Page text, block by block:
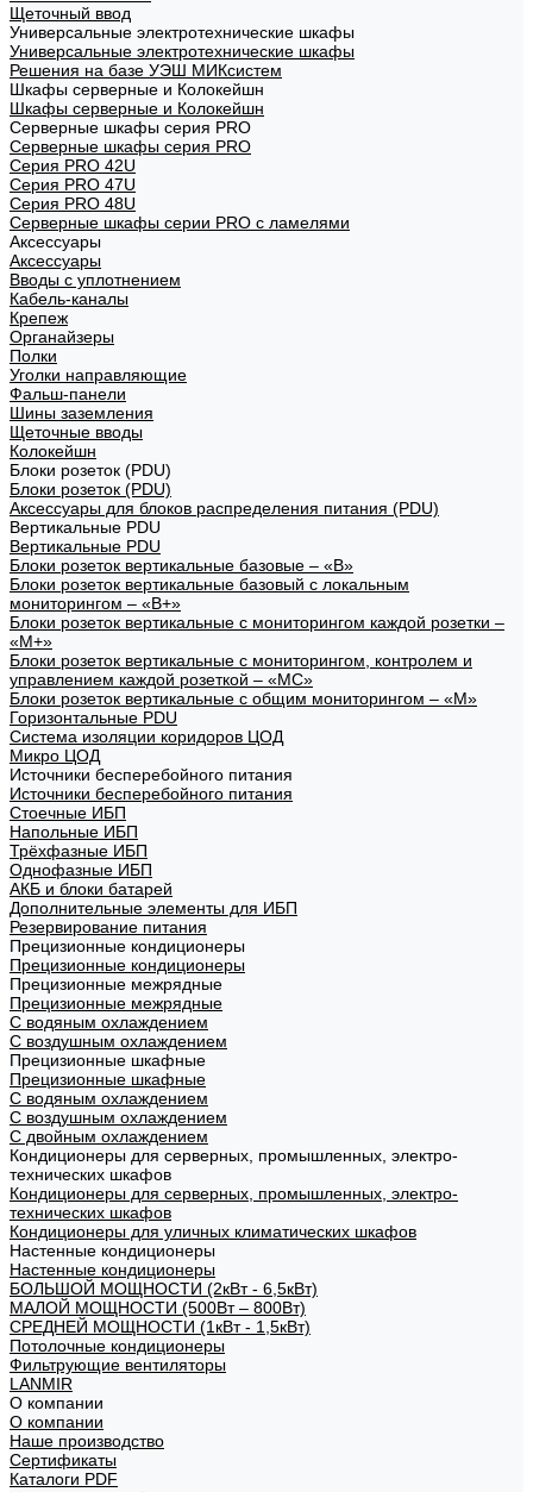
Щеточный ввод
Универсальные электротехнические шкафы
Универсальные электротехнические шкафы
Решения на базе УЭШ МИКсистем
Шкафы серверные и Колокейшн
Шкафы серверные и Колокейшн
Серверные шкафы серия PRO
Серверные шкафы серия PRO
Серия PRO 42U
Серия PRO 47U
Серия PRO 48U
Серверные шкафы серии PRO с ламелями
Аксессуары
Аксессуары
Вводы с уплотнением
Кабель-каналы
Крепеж
Органайзеры
Полки
Уголки направляющие
Фальш-панели
Шины заземления
Щеточные вводы
Колокейшн
Блоки розеток (PDU)
Блоки розеток (PDU)
Аксессуары для блоков распределения питания (PDU)
Вертикальные PDU
Вертикальные PDU
Блоки розеток вертикальные базовые – «В»
Блоки розеток вертикальные базовый с локальным
мониторингом – «В+»
Блоки розеток вертикальные с мониторингом каждой розетки –
«М+»
Блоки розеток вертикальные с мониторингом, контролем и
управлением каждой розеткой – «МС»
Блоки розеток вертикальные с общим мониторингом – «М»
Горизонтальные PDU
Система изоляции коридоров ЦОД
Микро ЦОД
Источники бесперебойного питания
Источники бесперебойного питания
Стоечные ИБП
Напольные ИБП
Трёхфазные ИБП
Однофазные ИБП
АКБ и блоки батарей
Дополнительные элементы для ИБП
Резервирование питания
Прецизионные кондиционеры
Прецизионные кондиционеры
Прецизионные межрядные
Прецизионные межрядные
С водяным охлаждением
С воздушным охлаждением
Прецизионные шкафные
Прецизионные шкафные
С водяным охлаждением
С воздушным охлаждением
С двойным охлаждением
Кондиционеры для серверных, промышленных, электро-
технических шкафов
Кондиционеры для серверных, промышленных, электро-
технических шкафов
Кондиционеры для уличных климатических шкафов
Настенные кондиционеры
Настенные кондиционеры
БОЛЬШОЙ МОЩНОСТИ (2кВт - 6,5кВт)
МАЛОЙ МОЩНОСТИ (500Вт – 800Вт)
СРЕДНЕЙ МОЩНОСТИ (1кВт - 1,5кВт)
Потолочные кондиционеры
Фильтрующие вентиляторы
LANMIR
О компании
О компании
Наше производство
Сертификаты
Каталоги PDF